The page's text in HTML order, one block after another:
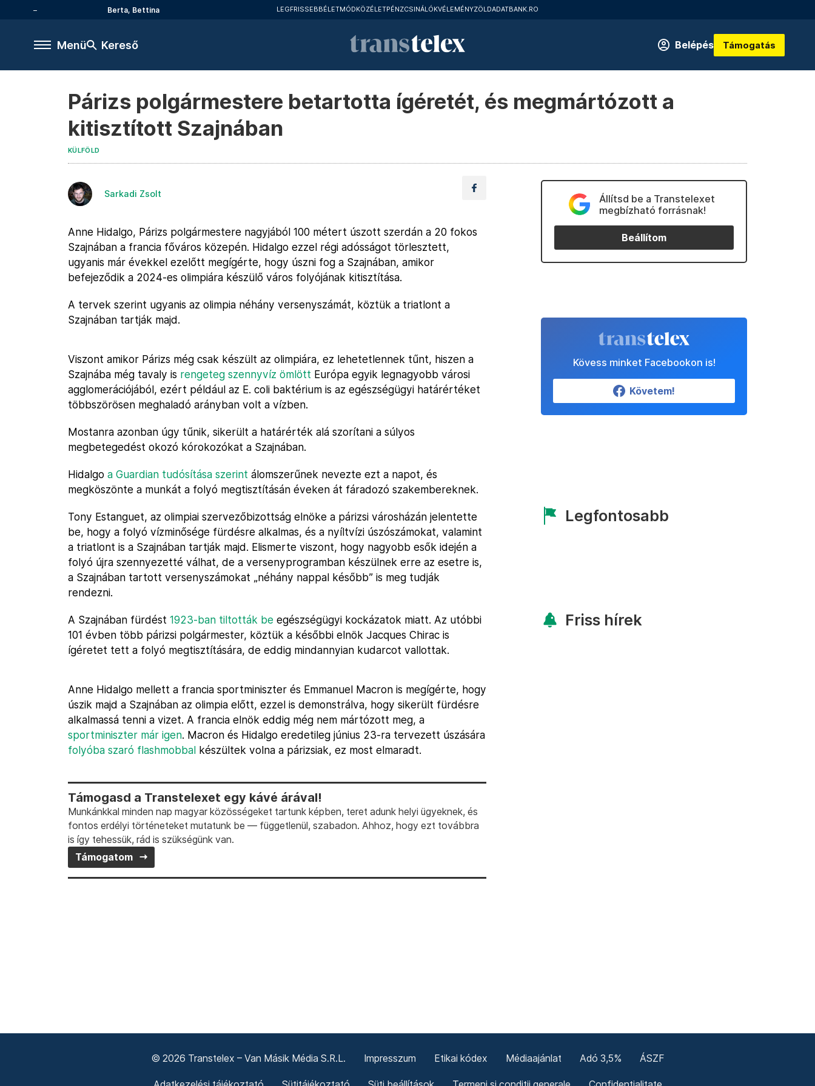
Berta, Bettina LEGFRISSEBBÉLETMÓDKÖZÉLETPÉNZCSINÁLÓKVÉLEMÉNYZÖLDADATBANK.RO
Menü Kereső Belépés Támogatás
Párizs polgármestere betartotta ígéretét, és megmártózott a
kitisztított Szajnában
KÜLFÖLD
Sarkadi Zsolt
Anne Hidalgo, Párizs polgármestere nagyjából 100 métert úszott szerdán a 20 fokos
Szajnában a francia főváros közepén. Hidalgo ezzel régi adósságot törlesztett,
ugyanis már évekkel ezelőtt megígérte, hogy úszni fog a Szajnában, amikor
befejeződik a 2024-es olimpiára készülő város folyójának kitisztítása.
A tervek szerint ugyanis az olimpia néhány versenyszámát, köztük a triatlont a
Szajnában tartják majd.
Viszont amikor Párizs még csak készült az olimpiára, ez lehetetlennek tűnt, hiszen a
Szajnába még tavaly is rengeteg szennyvíz ömlött Európa egyik legnagyobb városi
agglomerációjából, ezért például az E. coli baktérium is az egészségügyi határértéket
többszörösen meghaladó arányban volt a vízben.
Mostanra azonban úgy tűnik, sikerült a határérték alá szorítani a súlyos
megbetegedést okozó kórokozókat a Szajnában.
Hidalgo a Guardian tudósítása szerint álomszerűnek nevezte ezt a napot, és
megköszönte a munkát a folyó megtisztításán éveken át fáradozó szakembereknek.
Tony Estanguet, az olimpiai szervezőbizottság elnöke a párizsi városházán jelentette
be, hogy a folyó vízminősége fürdésre alkalmas, és a nyíltvízi úszószámokat, valamint
a triatlont is a Szajnában tartják majd. Elismerte viszont, hogy nagyobb esők idején a
folyó újra szennyezetté válhat, de a versenyprogramban készülnek erre az esetre is,
a Szajnában tartott versenyszámokat „néhány nappal később” is meg tudják
rendezni.
A Szajnában fürdést 1923-ban tiltották be egészségügyi kockázatok miatt. Az utóbbi
101 évben több párizsi polgármester, köztük a későbbi elnök Jacques Chirac is
ígéretet tett a folyó megtisztítására, de eddig mindannyian kudarcot vallottak.
Anne Hidalgo mellett a francia sportminiszter és Emmanuel Macron is megígérte, hogy
úszik majd a Szajnában az olimpia előtt, ezzel is demonstrálva, hogy sikerült fürdésre
alkalmassá tenni a vizet. A francia elnök eddig még nem mártózott meg, a
sportminiszter már igen. Macron és Hidalgo eredetileg június 23-ra tervezett úszására
folyóba szaró flashmobbal készültek volna a párizsiak, ez most elmaradt.
Támogasd a Transtelexet egy kávé árával!
Munkánkkal minden nap magyar közösségeket tartunk képben, teret adunk helyi ügyeknek, és
fontos erdélyi történeteket mutatunk be — függetlenül, szabadon. Ahhoz, hogy ezt továbbra
is így tehessük, rád is szükségünk van.
Támogatom
Állítsd be a Transtelexet
megbízható forrásnak!
Beállítom
Kövess minket Facebookon is!
Követem!
Legfontosabb
Friss hírek
© 2026 Transtelex – Van Másik Média S.R.L. Impresszum Etikai kódex Médiaajánlat Adó 3,5% ÁSZF